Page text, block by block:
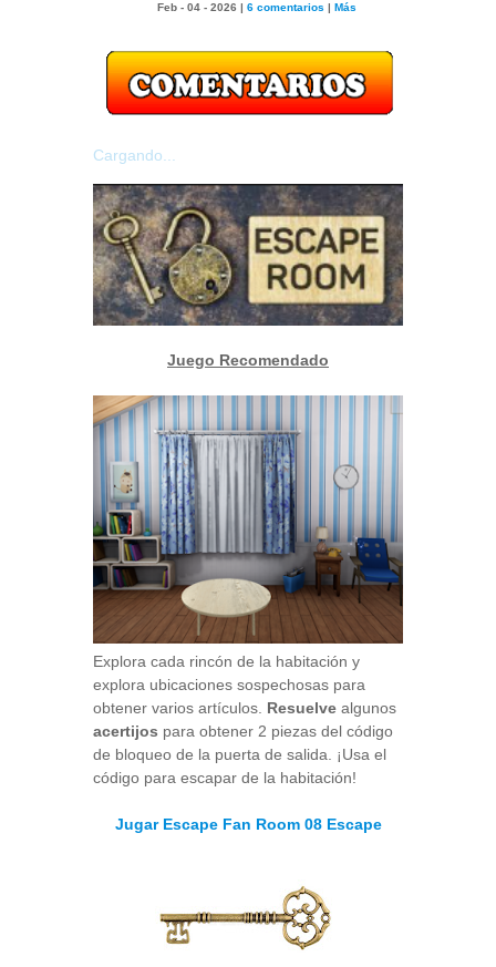
Feb - 04 - 2026 | 6 comentarios | Más
Cargando...
Juego Recomendado
Explora cada rincón de la habitación y
explora ubicaciones sospechosas para
obtener varios artículos. Resuelve algunos
acertijos para obtener 2 piezas del código
de bloqueo de la puerta de salida. ¡Usa el
código para escapar de la habitación!
Jugar Escape Fan Room 08 Escape